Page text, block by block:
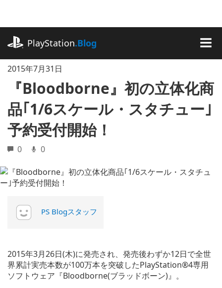
に
キ
ッ
プ
PlayStation.Blog
2015年7月31日
『Bloodborne』初の立体化商
品｢1/6スケール・スタチュー｣
予約受付開始！
0 0
PS Blogスタッフ
2015年3月26日(木)に発売され、発売後わずか12日で全世
界累計実売本数が100万本を突破したPlayStation®4専用
ソフトウェア『Bloodborne(ブラッドボーン)』。